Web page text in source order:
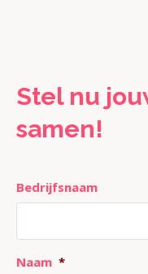
Stel nu
samen!
Bedrijfsnaam
Naam *